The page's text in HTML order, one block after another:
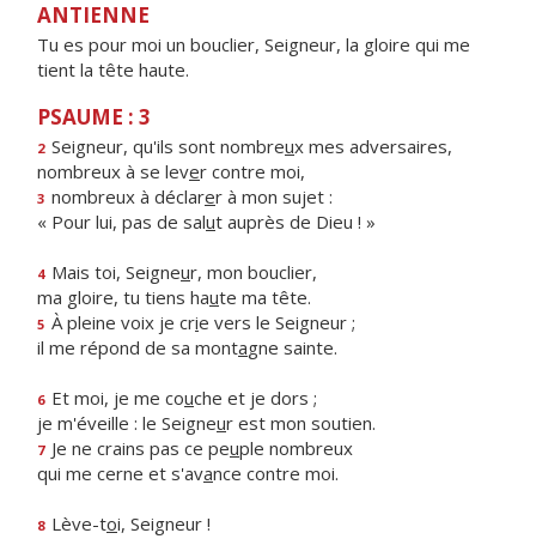
ANTIENNE
Tu es pour moi un bouclier, Seigneur, la gloire qui me
tient la tête haute.
PSAUME : 3
2 Seigneur, qu'ils sont nombreux mes adversaires,
nombreux à se lever contre moi,
3 nombreux à déclarer à mon sujet :
« Pour lui, pas de salut auprès de Dieu ! »
4 Mais toi, Seigneur, mon bouclier,
ma gloire, tu tiens haute ma tête.
5 À pleine voix je crie vers le Seigneur ;
il me répond de sa montagne sainte.
6 Et moi, je me couche et je dors ;
je m'éveille : le Seigneur est mon soutien.
7 Je ne crains pas ce peuple nombreux
qui me cerne et s'avance contre moi.
8 Lève-toi, Seigneur !